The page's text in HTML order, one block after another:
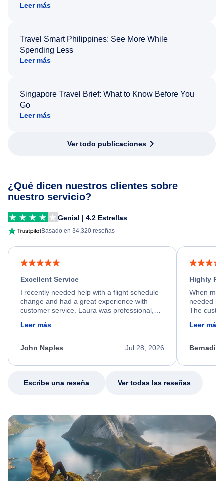
Leer más
Travel Smart Philippines: See More While
Spending Less
Leer más
Singapore Travel Brief: What to Know Before You
Go
Leer más
Ver todo publicaciones
¿Qué dicen nuestros clientes sobre
nuestro servicio?
Genial | 4.2 Estrellas
Basado en 34,320 reseñas
Excellent Service
I recently needed help with a flight schedule
change and had a great experience with
customer service. Laura was professional,
friendly, and very helpful throughout the
process. She quickly found a solution and
appreciate her excellent service.
Leer más
Jul 28, 2026
John Naples
Highly
When my
needed
The
calm,
my issue.
Leer más
Escribe una reseña Ver todas las reseñas